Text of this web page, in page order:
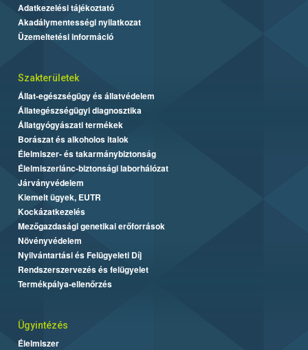
Adatkezelési tájékoztató
Akadálymentességi nyilatkozat
Üzemeltetési információ
Szakterületek
Állat-egészségügy és állatvédelem
Állategészségügyi diagnosztika
Állatgyógyászati termékek
Borászat és alkoholos italok
Élelmiszer- és takarmánybiztonság
Élelmiszerlánc-biztonsági laborhálózat
Járványvédelem
Kiemelt ügyek, EUTR
Kockázatkezelés
Mezőgazdasági genetikai erőforrások
Növényvédelem
Nyilvántartási és Felügyeleti Díj
Rendszerszervezés és felügyelet
Termékpálya-ellenőrzés
Ügyintézés
Élelmiszer